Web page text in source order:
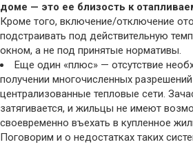
доме — это ее близость к
Кроме того, включение/отключение
подстраивать под действительную
окном, а не под принятые нормативы.
Еще один «плюс» — отсутствие
получении многочисленных
централизованные тепловые сети.
затягивается, и жильцы не имеют
своевременно въехать в купленное
Поговорим и о недостатках таких